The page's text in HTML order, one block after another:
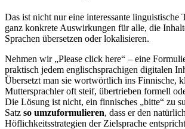
Das ist nicht nur eine interessante linguistische
ganz konkrete Auswirkungen für alle, die
Sprachen übersetzen oder lokalisieren.
Nehmen wir „Please click here“ – eine
praktisch jedem englischsprachigen digitalen
Übersetzt man sie wortwörtlich ins Finnische,
Muttersprachler oft steif, übertrieben formell
Die Lösung ist nicht, ein finnisches „bitte“ zu
Satz so umzuformulieren, dass er den
Höflichkeitsstrategien der Zielsprache